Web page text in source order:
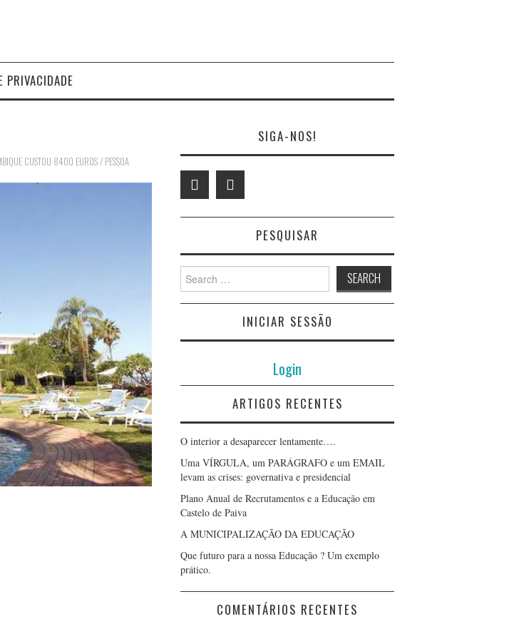
PRIVACIDADE
CUSTOU 8400 EUROS / PESSOA
SIGA-NOS!
PESQUISAR
Search
for:
INICIAR SESSÃO
Login
ARTIGOS RECENTES
O interior a desaparecer lentamente….
Uma VÍRGULA, um PARÁGRAFO e um EMAIL
levam as crises: governativa e presidencial
Plano Anual de Recrutamentos e a Educação em
Castelo de Paiva
A MUNICIPALIZAÇÃO DA EDUCAÇÃO
Que futuro para a nossa Educação ? Um exemplo
prático.
COMENTÁRIOS RECENTES